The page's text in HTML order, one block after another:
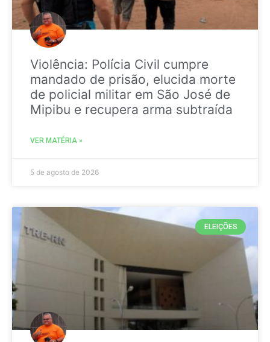
Violência: Polícia Civil cumpre
mandado de prisão, elucida morte
de policial militar em São José de
Mipibu e recupera arma subtraída
VER MATÉRIA »
5 de agosto de 2026
ELEIÇÕES